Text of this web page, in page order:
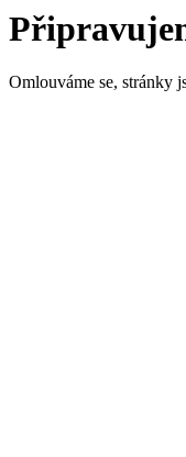
Omlouváme se, stránky